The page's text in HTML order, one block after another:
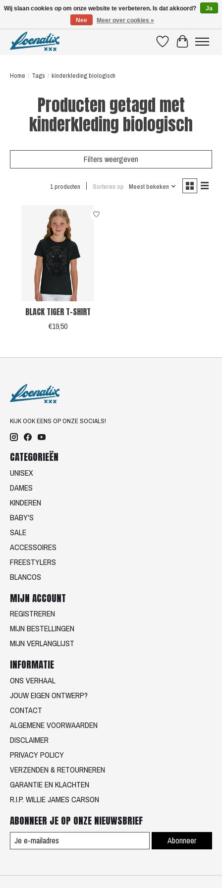
VerlanglijstWinkelwagen
Home / Tags / kinderkleding biologisch
Producten getagd met
kinderkleding biologisch
Filters weergeven
1 producten Sorteren op Meest bekeken
BLACK TIGER T-SHIRT
€19,50
KIJK OOK EENS OP ONZE SOCIALS!
CATEGORIEËN
UNISEX
DAMES
KINDEREN
BABY'S
SALE
ACCESSOIRES
FREESTYLERS
BLANCOS
MIJN ACCOUNT
REGISTREREN
MIJN BESTELLINGEN
MIJN VERLANGLIJST
INFORMATIE
ONS VERHAAL
JOUW EIGEN ONTWERP?
CONTACT
ALGEMENE VOORWAARDEN
DISCLAIMER
PRIVACY POLICY
VERZENDEN & RETOURNEREN
GARANTIE EN KLACHTEN
R.I.P. WILLIE JAMES CARSON
ABONNEER JE OP ONZE NIEUWSBRIEF
Abonneer
Wij slaan cookies op om onze website te verbeteren. Is dat akkoord?
Ja
Nee
Meer over cookies »